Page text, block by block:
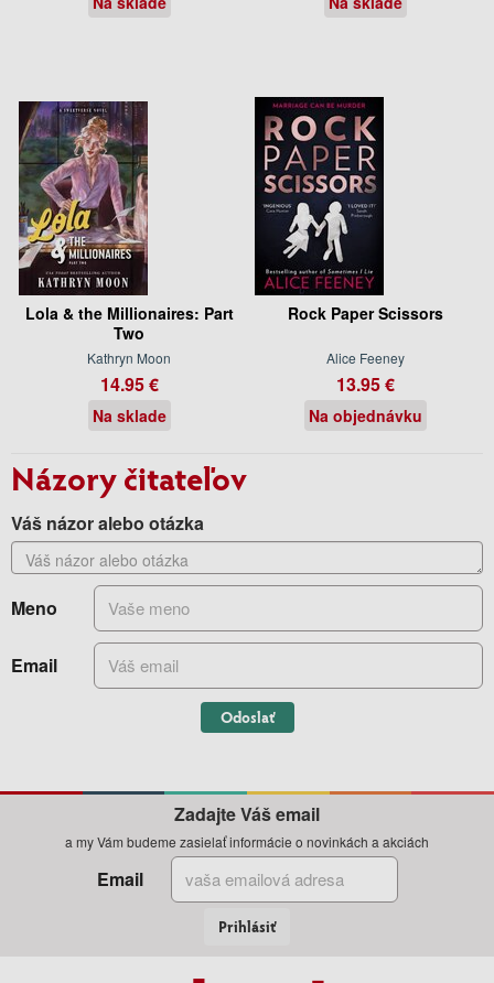
Lola & the Millionaires: Part
Two
Kathryn Moon
14.95 €
Na sklade
Rock Paper Scissors
Alice Feeney
13.95 €
Na objednávku
Názory čitateľov
Váš názor alebo otázka
Meno
Email
Odoslať
Zadajte Váš email
a my Vám budeme zasielať informácie o novinkách a akciách
Email
Prihlásiť